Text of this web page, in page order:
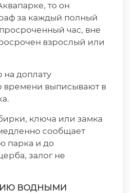
то он
за каждый полный
час, вне
взрослый или
на доплату
времени выписывают в
ключа или замка
сообщает
парка и до
залог не
ВОДНЫМИ